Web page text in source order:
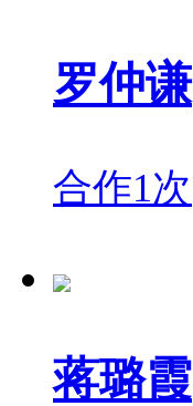
罗仲谦
合作1次
蒋璐霞